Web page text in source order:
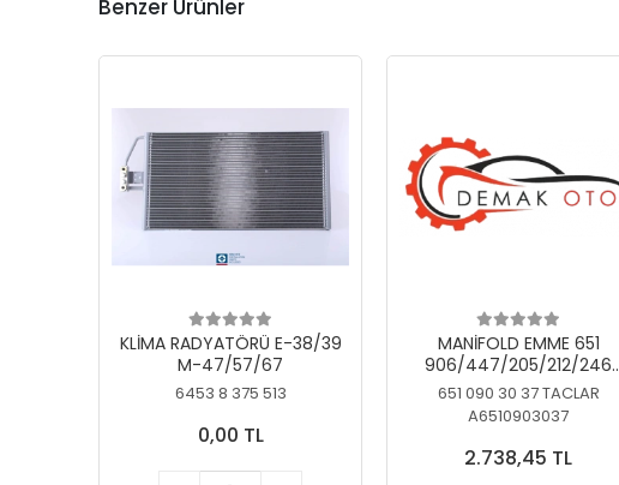
Benzer Ürünler
KLİMA RADYATÖRÜ E-38/39
M-47/57/67
6453 8 375 513
0,00 TL
MANİFOLD EMME 651
906/447/205/212/246
KELEBEKSİZ
651 090 30 37 TACLAR
A6510903037
2.738,45 TL